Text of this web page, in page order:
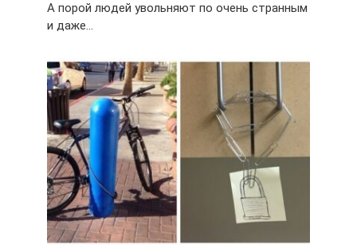
А порой людей увольняют по очень странным
и даже…